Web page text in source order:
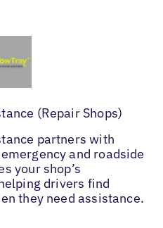
(Repair Shops)
partners with
and roadside
your shop’s
drivers find
they need assistance.